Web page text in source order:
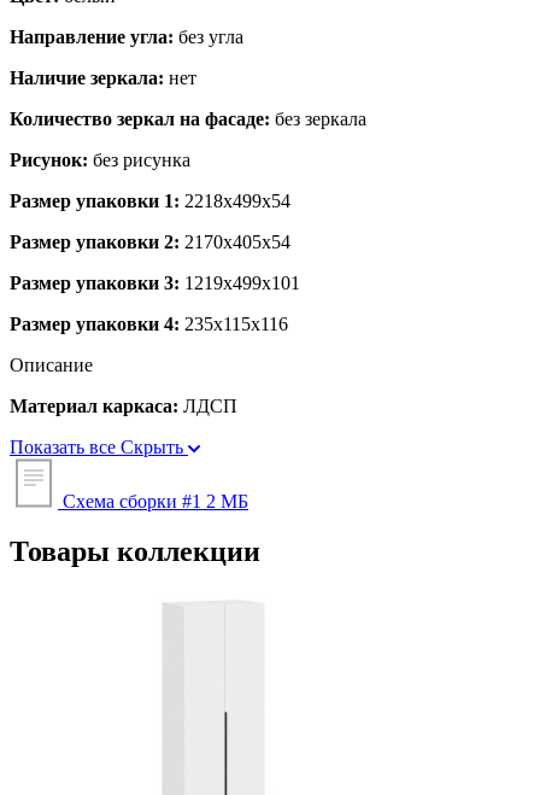
Направление угла: без угла
Наличие зеркала: нет
Количество зеркал на фасаде: без зеркала
Рисунок: без рисунка
Размер упаковки 1: 2218x499x54
Размер упаковки 2: 2170x405x54
Размер упаковки 3: 1219x499x101
Размер упаковки 4: 235x115x116
Описание
Материал каркаса: ЛДСП
Показать все Скрыть
Схема сборки #1 2 МБ
Товары коллекции